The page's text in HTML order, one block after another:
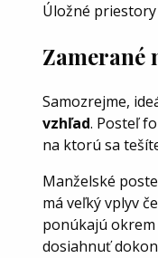
Úložné
Zamerané
Samozrejme,
vzhľad. Posteľ
na ktorú sa
Manželské
má veľký vplyv
ponúkajú
dosiahnuť